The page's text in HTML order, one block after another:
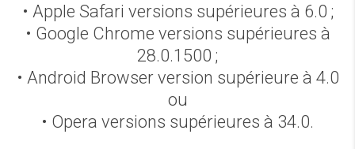
• Apple Safari versions supérieures à 6.0 ;
• Google Chrome versions supérieures à
28.0.1500 ;
• Android Browser version supérieure à 4.0
ou
• Opera versions supérieures à 34.0.